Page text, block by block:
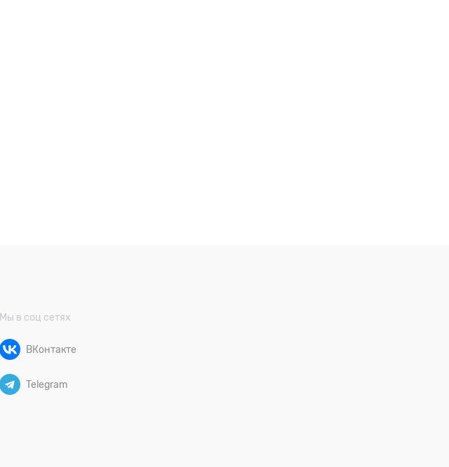
Мы в соц сетях
ВКонтакте
Telegram